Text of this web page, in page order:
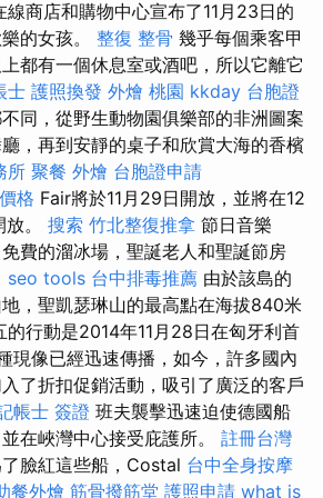
商店和購物中心宣布了11月23日的
的女孩。 整復 整骨 幾乎每個乘客甲
都有一個休息室或酒吧，所以它離它
士 護照換發 外燴 桃園 kkday 台胞證
同，從野生動物園俱樂部的非洲圖案
，再到安靜的桌子和欣賞大海的香檳
所 聚餐 外燴 台胞證申請
格 Fair將於11月29日開放，並將在12
。 搜索 竹北整復推拿 節日音樂
費的溜冰場，聖誕老人和聖誕節房
seo tools 台中排毒推薦 由於該島的
，聖凱瑟琳山的最高點在海拔840米
的行動是2014年11月28日在匈牙利首
現像已經迅速傳播，如今，許多國內
了折扣促銷活動，吸引了廣泛的客戶
帳士 簽證 班夫襲擊迅速迫使德國船
在峽灣中心接受庇護所。 註冊台灣
臉紅這些船，Costal 台中全身按摩
餐外燴 筋骨撥筋堂 護照申請 what is